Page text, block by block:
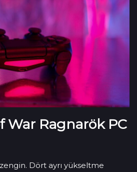
War Ragnarök PC
Dört ayrı yükseltme